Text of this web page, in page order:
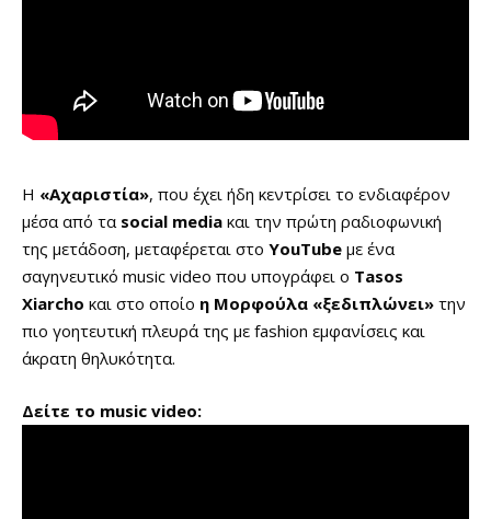
Η «Αχαριστία», που έχει ήδη κεντρίσει το ενδιαφέρον
μέσα από τα social media και την πρώτη ραδιοφωνική
της μετάδοση, μεταφέρεται στο YouTube με ένα
σαγηνευτικό music video που υπογράφει ο Tasos
Xiarcho και στο οποίο η Μορφούλα «ξεδιπλώνει» την
πιο γοητευτική πλευρά της με fashion εμφανίσεις και
άκρατη θηλυκότητα.
Δείτε το music video: